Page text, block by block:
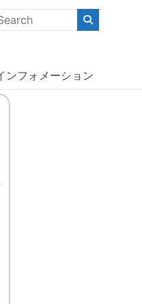
パフォーマンスの高い商
ンフォメーション